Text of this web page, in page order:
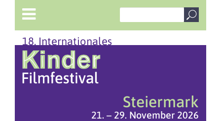
18. Internationales
Steiermark
21. – 29. November 2026